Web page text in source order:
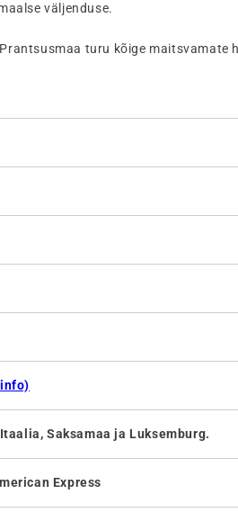
väljenduse.
turu kõige maitsvamate
Saksamaa ja Luksemburg.
Express